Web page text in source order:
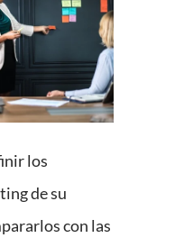
los
de su
con las